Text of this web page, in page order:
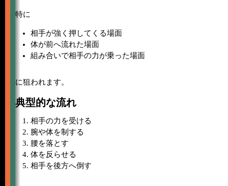
特に
相手が強く押してくる場面
体が前へ流れた場面
組み合いで相手の力が乗った場面
に狙われます。
典型的な流れ
相手の力を受ける
腕や体を制する
腰を落とす
体を反らせる
相手を後方へ倒す